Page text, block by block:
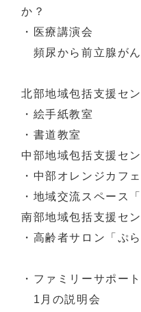
か？
・医療講演会
頻尿から前立腺が
北部地域包括支援セ
・絵手紙教室
・書道教室
中部地域包括支援セ
・中部オレンジカフェ
・地域交流スペース
南部地域包括支援セ
・高齢者サロン「ぷ
・ファミリーサポー
1月の説明会